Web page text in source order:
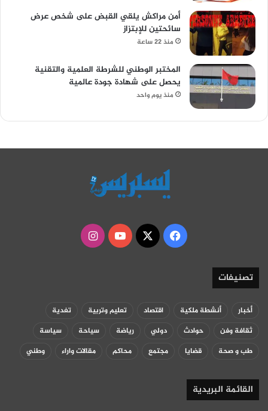
أمن مراكش يلقي القبض على شخص عرض
سائحتين للإبتزاز
منذ 22 ساعة
المختبر الوطني للشرطة العلمية والتقنية
يحصل على شهادة جودة عالمية
منذ يوم واحد
فيسبوك
‫X
‫YouTubeانستقرام
تصنيفات
أخبار أنشطة ملكية اقتصاد تعليم وتربية
تغدية
ثقافة وفن
حوادث دولي رياضة سياحة
سياسة
طب و صحة
قضايا مجتمع محاكم مقالات واراء وطني
القائمة البريدية